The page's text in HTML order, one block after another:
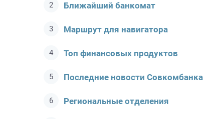
Ближайший банкомат
Маршрут для навигатора
Топ финансовых продуктов
Последние новости Совкомбанкa
Региональные отделения